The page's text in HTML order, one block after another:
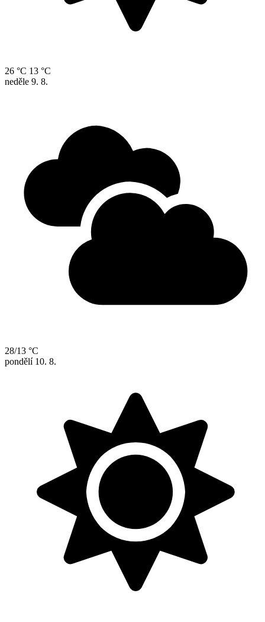
26 °C 13 °C
neděle 9. 8.
28/13 °C
pondělí 10. 8.